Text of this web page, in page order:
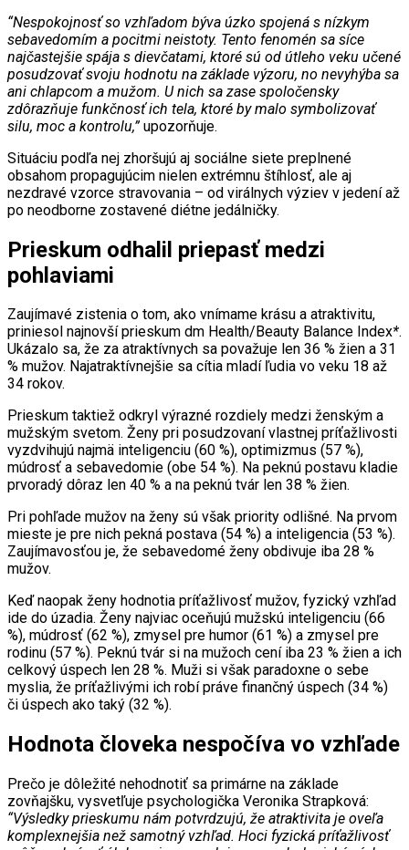
“Nespokojnosť so vzhľadom býva úzko spojená s nízkym
sebavedomím a pocitmi neistoty. Tento fenomén sa síce
najčastejšie spája s dievčatami, ktoré sú od útleho veku učené
posudzovať svoju hodnotu na základe výzoru, no nevyhýba sa
ani chlapcom a mužom. U nich sa zase spoločensky
zdôrazňuje funkčnosť ich tela, ktoré by malo symbolizovať
silu, moc a kontrolu,”upozorňuje.
Situáciu podľa nej zhoršujú aj sociálne siete preplnené
obsahom propagujúcim nielen extrémnu štíhlosť, ale aj
nezdravé vzorce stravovania – od virálnych výziev v jedení až
po neodborne zostavené diétne jedálničky.
Prieskum odhalil priepasť medzi
pohlaviami
Zaujímavé zistenia o tom, ako vnímame krásu a atraktivitu,
priniesol najnovší prieskum dm Health/Beauty Balance Index*.
Ukázalo sa, že za atraktívnych sa považuje len 36 % žien a 31
% mužov. Najatraktívnejšie sa cítia mladí ľudia vo veku 18 až
34 rokov.
Prieskum taktiež odkryl výrazné rozdiely medzi ženským a
mužským svetom. Ženy pri posudzovaní vlastnej príťažlivosti
vyzdvihujú najmä inteligenciu (60 %), optimizmus (57 %),
múdrosť a sebavedomie (obe 54 %). Na peknú postavu kladie
prvoradý dôraz len 40 % a na peknú tvár len 38 % žien.
Pri pohľade mužov na ženy sú však priority odlišné. Na prvom
mieste je pre nich pekná postava (54 %) a inteligencia (53 %).
Zaujímavosťou je, že sebavedomé ženy obdivuje iba 28 %
mužov.
Keď naopak ženy hodnotia príťažlivosť mužov, fyzický vzhľad
ide do úzadia. Ženy najviac oceňujú mužskú inteligenciu (66
%), múdrosť (62 %), zmysel pre humor (61 %) a zmysel pre
rodinu (57 %). Peknú tvár si na mužoch cení iba 23 % žien a ich
celkový úspech len 28 %. Muži si však paradoxne o sebe
myslia, že príťažlivými ich robí práve finančný úspech (34 %)
či úspech ako taký (32 %).
Hodnota človeka nespočíva vo vzhľade
Prečo je dôležité nehodnotiť sa primárne na základe
zovňajšku, vysvetľuje psychologička Veronika Strapková:
“Výsledky prieskumu nám potvrdzujú, že atraktivita je oveľa
komplexnejšia než samotný vzhľad. Hoci fyzická príťažlivosť